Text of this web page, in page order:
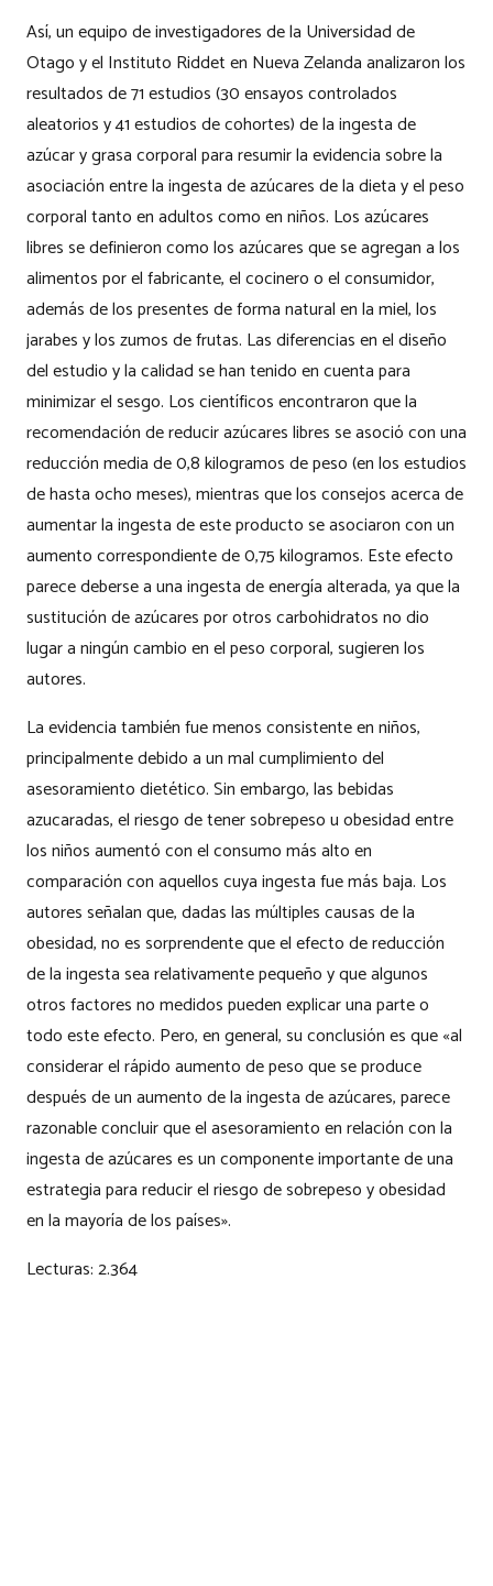
Así, un equipo de investigadores de la Universidad de
Otago y el Instituto Riddet en Nueva Zelanda analizaron los
resultados de 71 estudios (30 ensayos controlados
aleatorios y 41 estudios de cohortes) de la ingesta de
azúcar y grasa corporal para resumir la evidencia sobre la
asociación entre la ingesta de azúcares de la dieta y el peso
corporal tanto en adultos como en niños. Los azúcares
libres se definieron como los azúcares que se agregan a los
alimentos por el fabricante, el cocinero o el consumidor,
además de los presentes de forma natural en la miel, los
jarabes y los zumos de frutas. Las diferencias en el diseño
del estudio y la calidad se han tenido en cuenta para
minimizar el sesgo. Los científicos encontraron que la
recomendación de reducir azúcares libres se asoció con una
reducción media de 0,8 kilogramos de peso (en los estudios
de hasta ocho meses), mientras que los consejos acerca de
aumentar la ingesta de este producto se asociaron con un
aumento correspondiente de 0,75 kilogramos. Este efecto
parece deberse a una ingesta de energía alterada, ya que la
sustitución de azúcares por otros carbohidratos no dio
lugar a ningún cambio en el peso corporal, sugieren los
autores.
La evidencia también fue menos consistente en niños,
principalmente debido a un mal cumplimiento del
asesoramiento dietético. Sin embargo, las bebidas
azucaradas, el riesgo de tener sobrepeso u obesidad entre
los niños aumentó con el consumo más alto en
comparación con aquellos cuya ingesta fue más baja. Los
autores señalan que, dadas las múltiples causas de la
obesidad, no es sorprendente que el efecto de reducción
de la ingesta sea relativamente pequeño y que algunos
otros factores no medidos pueden explicar una parte o
todo este efecto. Pero, en general, su conclusión es que «al
considerar el rápido aumento de peso que se produce
después de un aumento de la ingesta de azúcares, parece
razonable concluir que el asesoramiento en relación con la
ingesta de azúcares es un componente importante de una
estrategia para reducir el riesgo de sobrepeso y obesidad
en la mayoría de los países».
Lecturas:2.364